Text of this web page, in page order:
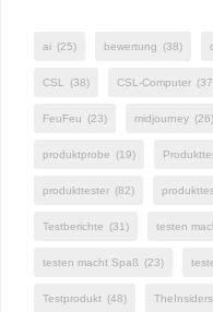
ai (25) bewertung (38)
CSL (38) CSL-Computer
FeuFeu (23) midjourney (26)
produktprobe (19)
produkttester (82)
Testberichte (31) testen
testen macht Spaß (23)
Testprodukt (48) TheInsiders